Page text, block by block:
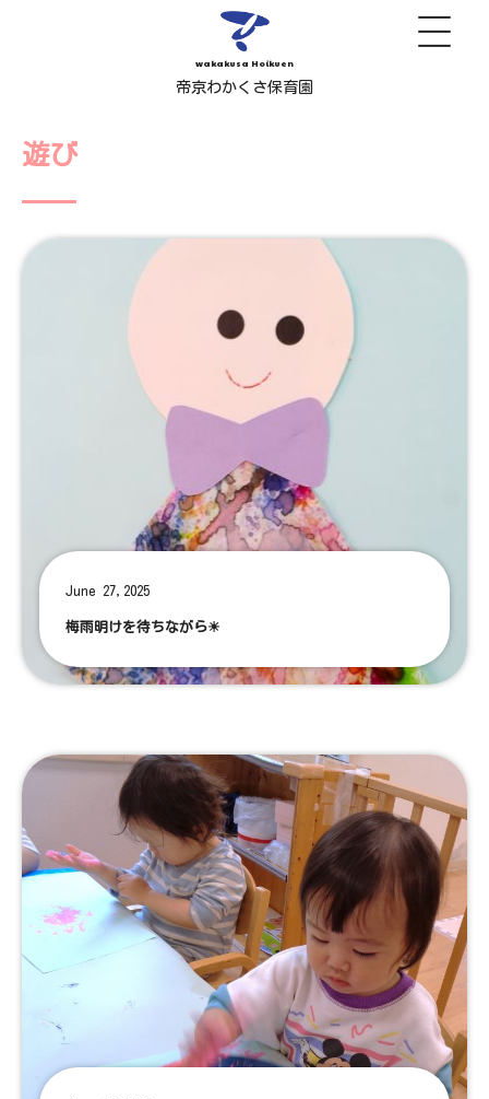
wakakusa Hoikuen
帝京わかくさ保育園
遊び
June 27,2025
梅雨明けを待ちながら☀